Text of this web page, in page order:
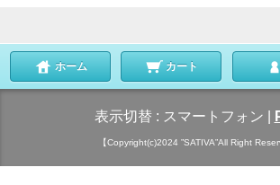
ホーム カート
表示切替 : スマートフォン
【Copyright(c)2024 ”SATIVA”All Right